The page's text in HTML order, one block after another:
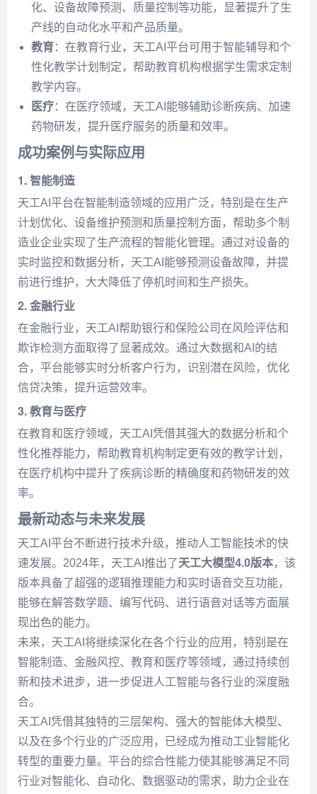
化、设备故障预测、质量控制等功能，显著提升了生
产线的自动化水平和产品质量。
教育：在教育行业，天工AI平台可用于智能辅导和个
性化教学计划制定，帮助教育机构根据学生需求定制
教学内容。
医疗：在医疗领域，天工AI能够辅助诊断疾病、加速
药物研发，提升医疗服务的质量和效率。
成功案例与实际应用
1.智能制造
天工AI平台在智能制造领域的应用广泛，特别是在生产
计划优化、设备维护预测和质量控制方面，帮助多个制
造业企业实现了生产流程的智能化管理。通过对设备的
实时监控和数据分析，天工AI能够预测设备故障，并提
前进行维护，大大降低了停机时间和生产损失。
2.金融行业
在金融行业，天工AI帮助银行和保险公司在风险评估和
欺诈检测方面取得了显著成效。通过大数据和AI的结
合，平台能够实时分析客户行为，识别潜在风险，优化
信贷决策，提升运营效率。
3.教育与医疗
在教育和医疗领域，天工AI凭借其强大的数据分析和个
性化推荐能力，帮助教育机构制定更有效的教学计划，
在医疗机构中提升了疾病诊断的精确度和药物研发的效
率。
最新动态与未来发展
天工AI平台不断进行技术升级，推动人工智能技术的快
速发展。2024年，天工AI推出了天工大模型4.0版本，该
版本具备了超强的逻辑推理能力和实时语音交互功能，
能够在解答数学题、编写代码、进行语音对话等方面展
现出色的能力。
未来，天工AI将继续深化在各个行业的应用，特别是在
智能制造、金融风控、教育和医疗等领域，通过持续创
新和技术进步，进一步促进人工智能与各行业的深度融
合。
天工AI凭借其独特的三层架构、强大的智能体大模型、
以及在多个行业的广泛应用，已经成为推动工业智能化
转型的重要力量。平台的综合性能力使其能够满足不同
行业对智能化、自动化、数据驱动的需求，助力企业在